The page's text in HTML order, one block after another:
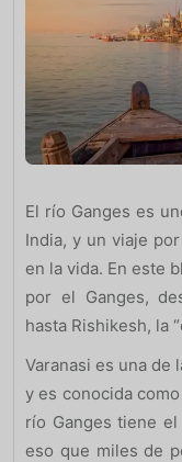
El río Ganges es
India, y un viaje
en la vida. En este
por el Ganges,
hasta Rishikesh, la
Varanasi es una de
y es conocida
río Ganges tiene
eso que miles de